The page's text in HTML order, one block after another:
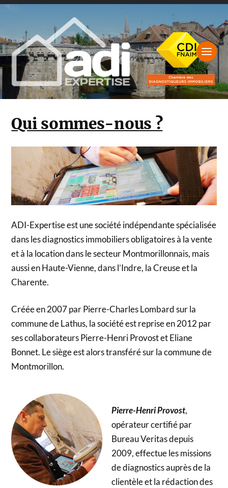
Qui sommes-nous ?
ADI-Expertise est une société indépendante spécialisée
dans les diagnostics immobiliers obligatoires à la vente
et à la location dans le secteur Montmorillonnais, mais
aussi en Haute-Vienne, dans l’Indre, la Creuse et la
Charente.
Créée en 2007 par Pierre-Charles Lombard sur la
commune de Lathus, la société est reprise en 2012 par
ses collaborateurs Pierre-Henri Provost et Eliane
Bonnet. Le siège est alors transféré sur la commune de
Montmorillon.
Pierre-Henri Provost,
opérateur certifié par
Bureau Veritas depuis
2009, effectue les missions
de diagnostics auprès de la
clientèle et la rédaction des